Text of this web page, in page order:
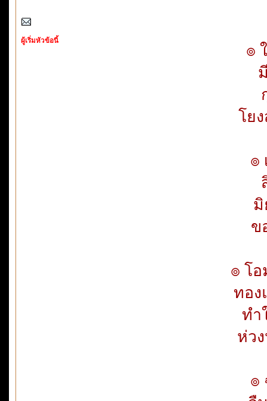
ผู้เริ่มหัวข้อนี้
๏
โย
๏
มิ
ข
๏ โอ
ทอง
ทำ
ห่ว
๏